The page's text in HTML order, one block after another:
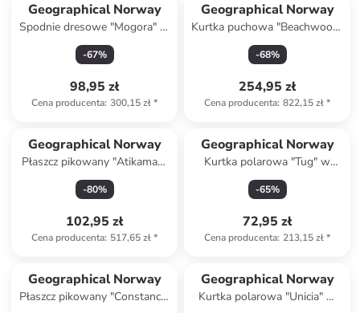
Geographical Norway
Spodnie dresowe "Mogora" w
kolorze czarnym
-67%
98,95 zł
Cena producenta: 300,15 zł*
Geographical Norway
Kurtka puchowa "Beachwood"
w kolorze żółtym
-68%
254,95 zł
Cena producenta: 822,15 zł*
Geographical Norway
Płaszcz pikowany "Atikamap"
w kolorze szarobrązowym
-80%
102,95 zł
Cena producenta: 517,65 zł*
Geographical Norway
Kurtka polarowa "Tug" w
kolorze czarnym
-65%
72,95 zł
Cena producenta: 213,15 zł*
Geographical Norway
Płaszcz pikowany "Constance"
Geographical Norway
Kurtka polarowa "Unicia" w